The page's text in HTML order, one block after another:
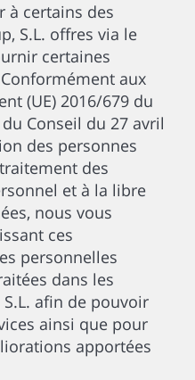
à certains des
S.L. offres via le
certaines
aux
(UE) 2016/679 du
Conseil du 27 avril
des personnes
des
et à la libre
nous vous
ces
personnelles
dans les
afin de pouvoir
ainsi que pour
apportées